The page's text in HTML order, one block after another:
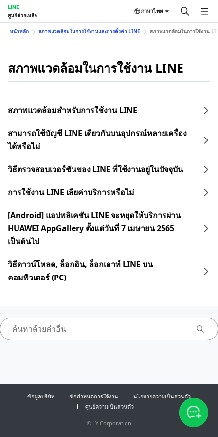
LINE
ศูนย์ช่วยเหลือ
ภาษาไทย
หน้าหลัก สภาพแวดล้อมในการใช้งานและการตั้งค่า LINE สภาพแวดล้อมในการใช้งาน
สภาพแวดล้อมในการใช้งาน LINE
สภาพแวดล้อมสำหรับการใช้งาน LINE
สามารถใช้บัญชี LINE เดียวกันบนอุปกรณ์หลายเครื่อง
ได้หรือไม่
วิธีตรวจสอบเวอร์ชันของ LINE ที่ใช้งานอยู่ในปัจจุบัน
การใช้งาน LINE เสียค่าบริการหรือไม่
[Android] แอปพลิเคชัน LINE จะหยุดให้บริการผ่าน
HUAWEI AppGallery ตั้งแต่วันที่ 7 เมษายน 2565
เป็นต้นไป
วิธีดาวน์โหลด, ล็อกอิน, ล็อกเอาท์ LINE บน
คอมพิวเตอร์ (PC)
ข้อมูลบริษัท ข้อกำหนดการใช้งาน
นโยบายความเป็นส่วนตัว
ศูนย์ความเป็นส่วนตัว
© LY Corporation